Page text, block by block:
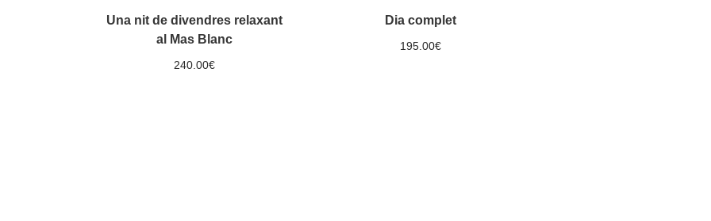
Una nit de divendres relaxant
al Mas Blanc
240.00€
Dia complet
195.00€